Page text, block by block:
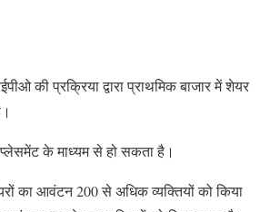
की प्रक्रिया द्वारा प्राथमिक बाजार में शेयर
प्लेसमेंट के माध्यम से हो सकता है।
का आवंटन 200 से अधिक व्यक्तियों को किया